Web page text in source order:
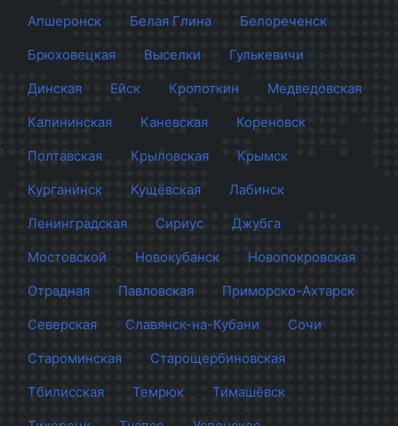
Апшеронск
Белая Глина
Белореченск
Брюховецкая
Выселки
Гулькевичи
Динская
Ейск Кропоткин
Медведовская
Калининская
Каневская
Кореновск
Полтавская
Крыловская
Крымск
Курганинск
Кущёвская
Лабинск
Ленинградская
Сириус
Джубга
Мостовской
Новокубанск
Новопокровская
Отрадная
Павловская
Приморско-Ахтарск
Северская
Славянск-на-Кубани
Сочи
Староминская
Старощербиновская
Тбилисская
Темрюк
Тимашёвск